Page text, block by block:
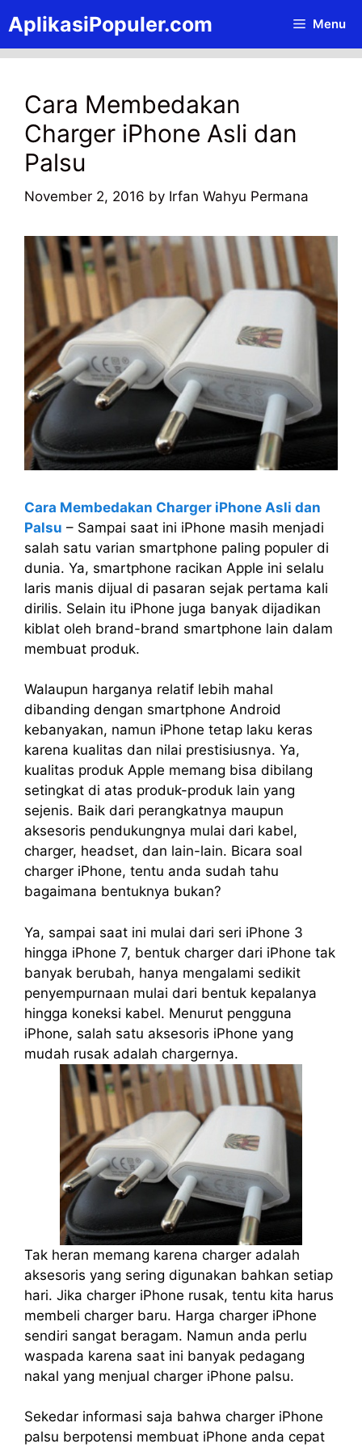
to
content
AplikasiPopuler.com Menu
Cara Membedakan
Charger iPhone Asli dan
Palsu
November 2, 2016 by Irfan Wahyu Permana
Cara Membedakan Charger iPhone Asli dan
Palsu – Sampai saat ini iPhone masih menjadi
salah satu varian smartphone paling populer di
dunia. Ya, smartphone racikan Apple ini selalu
laris manis dijual di pasaran sejak pertama kali
dirilis. Selain itu iPhone juga banyak dijadikan
kiblat oleh brand-brand smartphone lain dalam
membuat produk.
Walaupun harganya relatif lebih mahal
dibanding dengan smartphone Android
kebanyakan, namun iPhone tetap laku keras
karena kualitas dan nilai prestisiusnya. Ya,
kualitas produk Apple memang bisa dibilang
setingkat di atas produk-produk lain yang
sejenis. Baik dari perangkatnya maupun
aksesoris pendukungnya mulai dari kabel,
charger, headset, dan lain-lain. Bicara soal
charger iPhone, tentu anda sudah tahu
bagaimana bentuknya bukan?
Ya, sampai saat ini mulai dari seri iPhone 3
hingga iPhone 7, bentuk charger dari iPhone tak
banyak berubah, hanya mengalami sedikit
penyempurnaan mulai dari bentuk kepalanya
hingga koneksi kabel. Menurut pengguna
iPhone, salah satu aksesoris iPhone yang
mudah rusak adalah chargernya.
Tak heran memang karena charger adalah
aksesoris yang sering digunakan bahkan setiap
hari. Jika charger iPhone rusak, tentu kita harus
membeli charger baru. Harga charger iPhone
sendiri sangat beragam. Namun anda perlu
waspada karena saat ini banyak pedagang
nakal yang menjual charger iPhone palsu.
Sekedar informasi saja bahwa charger iPhone
palsu berpotensi membuat iPhone anda cepat